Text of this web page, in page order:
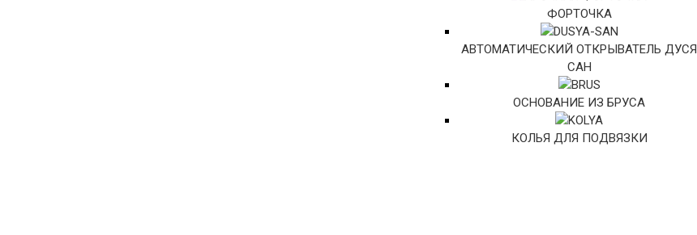
ФОРТОЧКА
АВТОМАТИЧЕСКИЙ ОТКРЫВАТЕЛЬ ДУСЯ
САН
ОСНОВАНИЕ ИЗ БРУСА
КОЛЬЯ ДЛЯ ПОДВЯЗКИ